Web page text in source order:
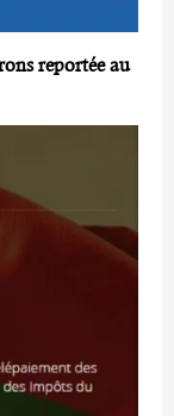
reportée au